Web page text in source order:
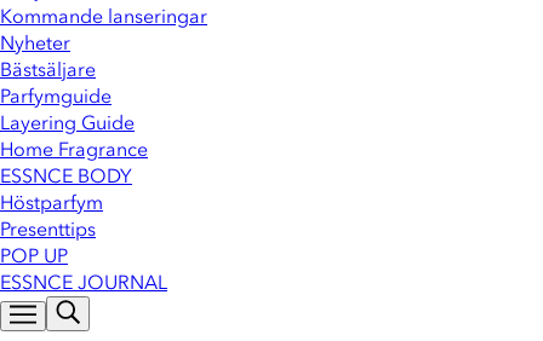
Kommande lanseringar
Nyheter
Bästsäljare
Parfymguide
Layering Guide
Home Fragrance
ESSNCE BODY
Höstparfym
Presenttips
POP UP
ESSNCE JOURNAL